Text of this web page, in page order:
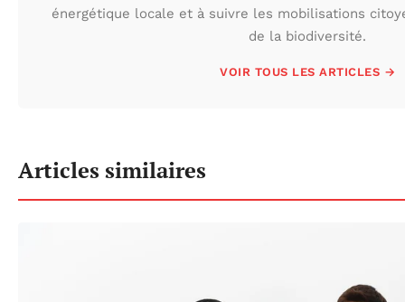
énergétique locale et à suivre les mobilisations
de la biodiversité.
VOIR TOUS LES ARTICLES →
Articles similaires